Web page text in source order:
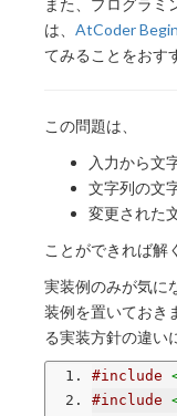
また、プログラミ
は、 AtCoder
てみることをおす
この問題は、
入力から文
文字列の文
変更された
ことができれば解
実装例のみが気に
装例を置いておき
る実装方針の違い
#include
#include